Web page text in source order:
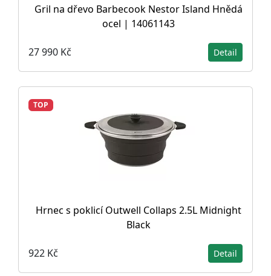
Gril na dřevo Barbecook Nestor Island Hnědá
ocel | 14061143
27 990 Kč Detail
TOP
Hrnec s poklicí Outwell Collaps 2.5L Midnight
Black
922 Kč Detail